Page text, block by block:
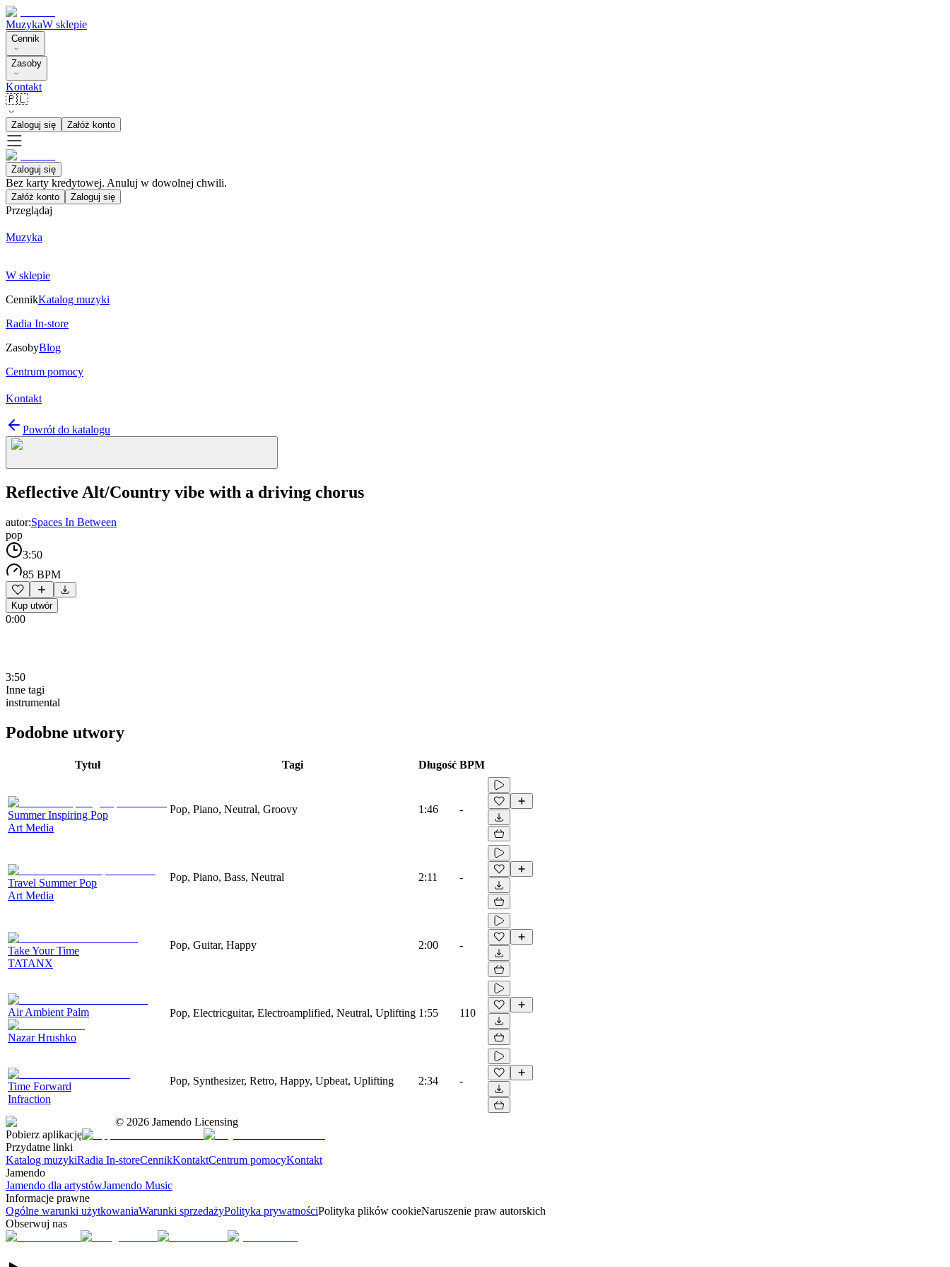
MuzykaW sklepie
Cennik
Zasoby
Kontakt
🇵🇱
Zaloguj się Załóż konto
Zaloguj się
Bez karty kredytowej. Anuluj w dowolnej chwili.
Załóż konto Zaloguj się
Przeglądaj
Muzyka
W sklepie
CennikKatalog muzyki
Radia In-store
ZasobyBlog
Centrum pomocy
Kontakt
Powrót do katalogu
Reflective Alt/Country vibe with a driving chorus
autor:Spaces In Between
pop
3:50
85 BPM
Kup utwór
0:00
3:50
Inne tagi
instrumental
Podobne utwory
Tytuł Tagi Długość BPM
Summer Inspiring Pop
Art Media
Pop, Piano, Neutral, Groovy 1:46 -
Travel Summer Pop
Art Media
Pop, Piano, Bass, Neutral 2:11 -
Take Your Time
TATANX
Pop, Guitar, Happy 2:00 -
Air Ambient Palm
Nazar Hrushko
Pop, Electricguitar, Electroamplified, Neutral, Uplifting 1:55 110
Time Forward
Infraction
Pop, Synthesizer, Retro, Happy, Upbeat, Uplifting 2:34 -
© 2026 Jamendo Licensing
Pobierz aplikację
Przydatne linki
Katalog muzykiRadia In-storeCennikKontaktCentrum pomocyKontakt
Jamendo
Jamendo dla artystówJamendo Music
Informacje prawne
Ogólne warunki użytkowaniaWarunki sprzedażyPolityka prywatnościPolityka plików cookieNaruszenie praw autorskich
Obserwuj nas